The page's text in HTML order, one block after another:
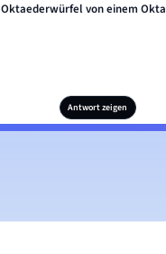
Oktaederwürfel von einem
Antwort zeigen